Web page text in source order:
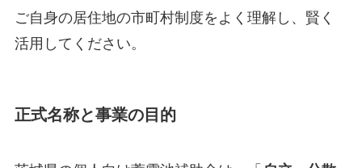
ご自身の居住地の市町村制度をよく理解し、賢く
活用してください。
正式名称と事業の目的